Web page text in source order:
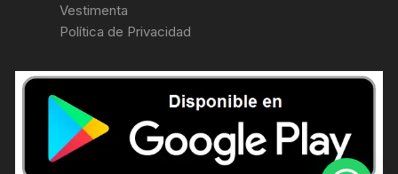
Vestimenta
Política de Privacidad